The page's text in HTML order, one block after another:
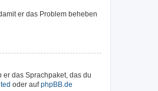
er das Problem beheben
das Sprachpaket, das du
oder aufphpBB.de